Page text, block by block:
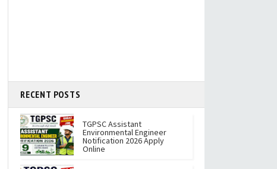
RECENT POSTS
TGPSC Assistant
Environmental Engineer
Notification 2026 Apply
Online